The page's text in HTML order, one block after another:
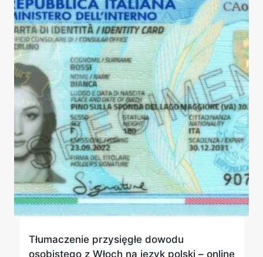
Tłumaczenie przysięgłe dowodu
osobistego z Włoch na język polski – online